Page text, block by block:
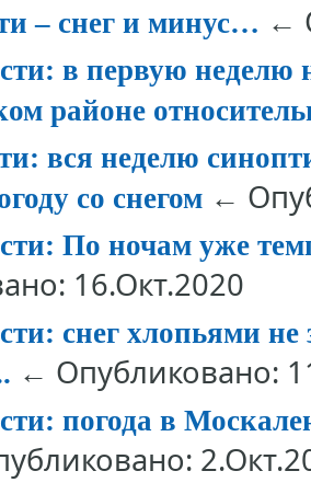
– снег и минус… ←
в первую
районе
вся неделю
со снегом ←
По ночам уже
16.Окт.2020
снег хлопьями
← Опубликовано:
погода в